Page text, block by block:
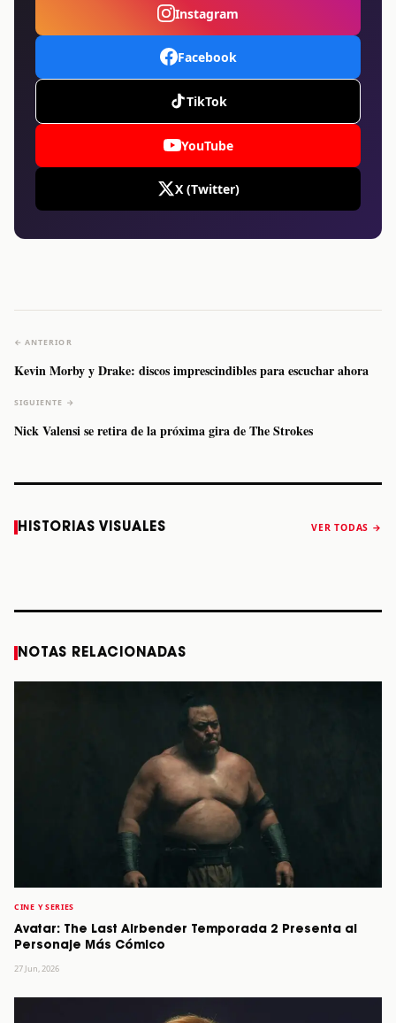
Instagram
Facebook
TikTok
YouTube
X (Twitter)
← ANTERIOR
Kevin Morby y Drake: discos imprescindibles para escuchar ahora
SIGUIENTE →
Nick Valensi se retira de la próxima gira de The Strokes
HISTORIAS VISUALES VER TODAS →
Caifanes regresa
a Monterrey el
Fallece Felipe
Staiti, guitarrista
anuncia “Reality
NOTAS RELACIONADAS
CINE Y SERIES
Avatar: The Last Airbender Temporada 2 Presenta al
Personaje Más Cómico
27 Jun, 2026